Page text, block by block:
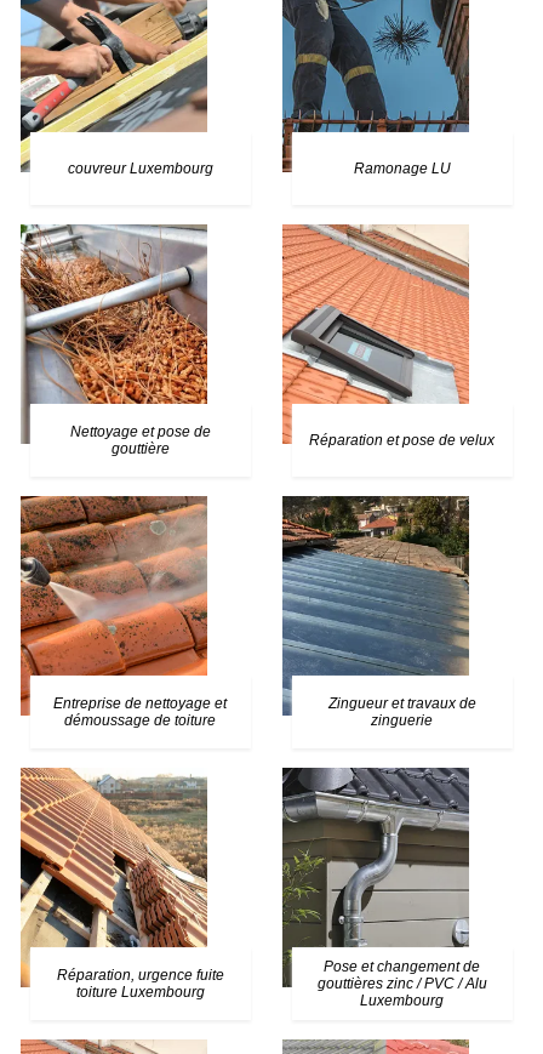
couvreur Luxembourg Ramonage LU
Nettoyage et pose de
gouttière
Réparation et pose de velux
Entreprise de nettoyage et
démoussage de toiture
Zingueur et travaux de
zinguerie
Réparation, urgence fuite
toiture Luxembourg
Pose et changement de
gouttières zinc / PVC / Alu
Luxembourg